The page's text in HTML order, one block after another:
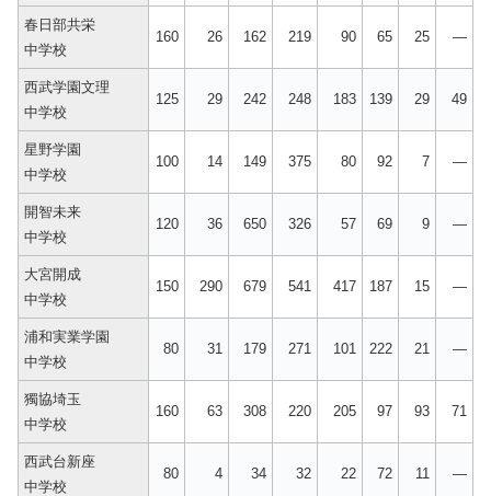
春日部共栄
中学校
160 26 162 219 90 65 25 —
西武学園文理
中学校
125 29 242 248 183 139 29 49
星野学園
中学校
100 14 149 375 80 92 7 —
開智未来
中学校
120 36 650 326 57 69 9 —
大宮開成
中学校
150 290 679 541 417 187 15 —
浦和実業学園
中学校
80 31 179 271 101 222 21 —
獨協埼玉
中学校
160 63 308 220 205 97 93 71
西武台新座
中学校
80 4 34 32 22 72 11 —